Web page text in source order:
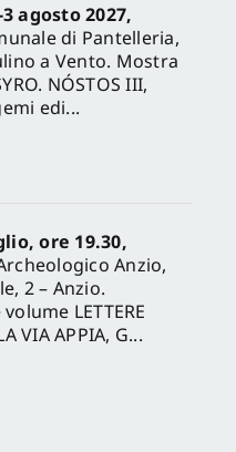
agosto 2027,
di Pantelleria,
a Vento. Mostra
NÓSTOS III,
edi...
ore 19.30,
Anzio,
2 – Anzio.
LETTERE
VIA APPIA, G...